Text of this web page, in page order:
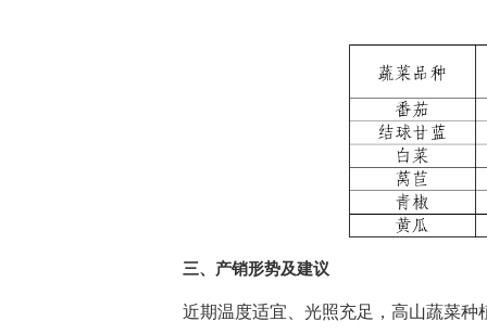
三、产销形势及建议
近期温度适宜、光照充足，高山蔬菜